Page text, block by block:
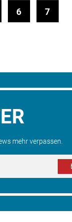
6 7
mehr verpassen.